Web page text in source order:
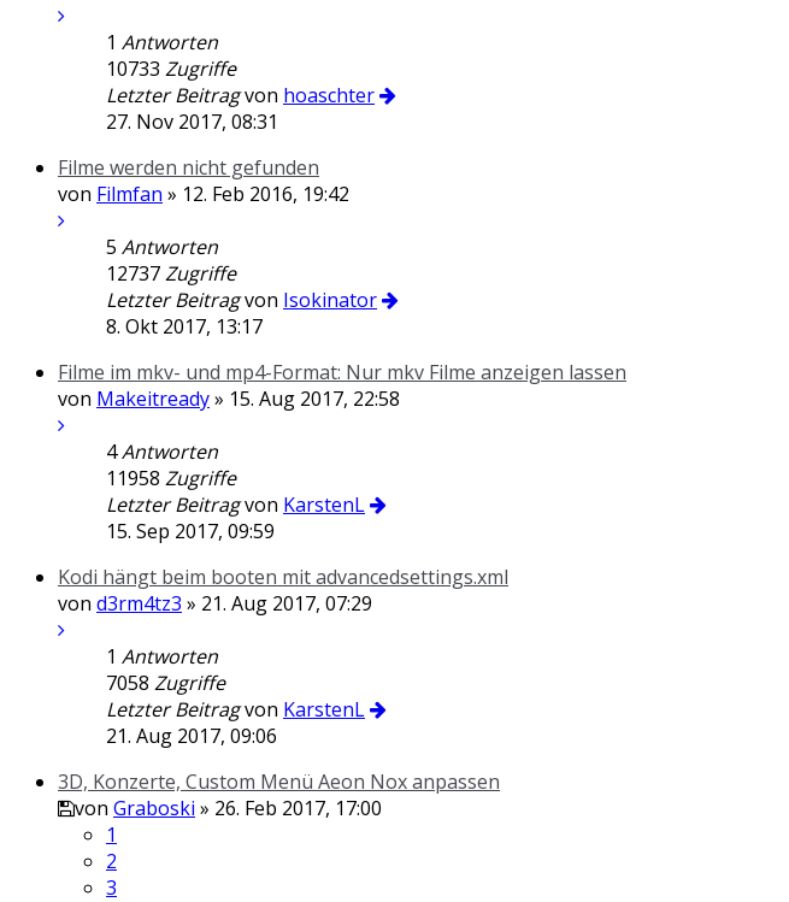
1 Antworten
10733 Zugriffe
Letzter Beitragvon hoaschter
27. Nov 2017, 08:31
Filme werden nicht gefunden
von Filmfan » 12. Feb 2016, 19:42
5 Antworten
12737Zugriffe
Letzter Beitragvon Isokinator
8. Okt 2017, 13:17
Filme im mkv- und mp4-Format: Nur mkv Filme anzeigen lassen
von Makeitready» 15. Aug 2017, 22:58
4Antworten
11958 Zugriffe
Letzter Beitragvon KarstenL
15. Sep 2017, 09:59
Kodi hängt beim booten mit advancedsettings.xml
von d3rm4tz3 » 21. Aug 2017, 07:29
1 Antworten
7058 Zugriffe
Letzter Beitragvon KarstenL
21. Aug 2017, 09:06
3D, Konzerte, Custom Menü Aeon Nox anpassen
von Graboski » 26. Feb 2017, 17:00
1
2
3